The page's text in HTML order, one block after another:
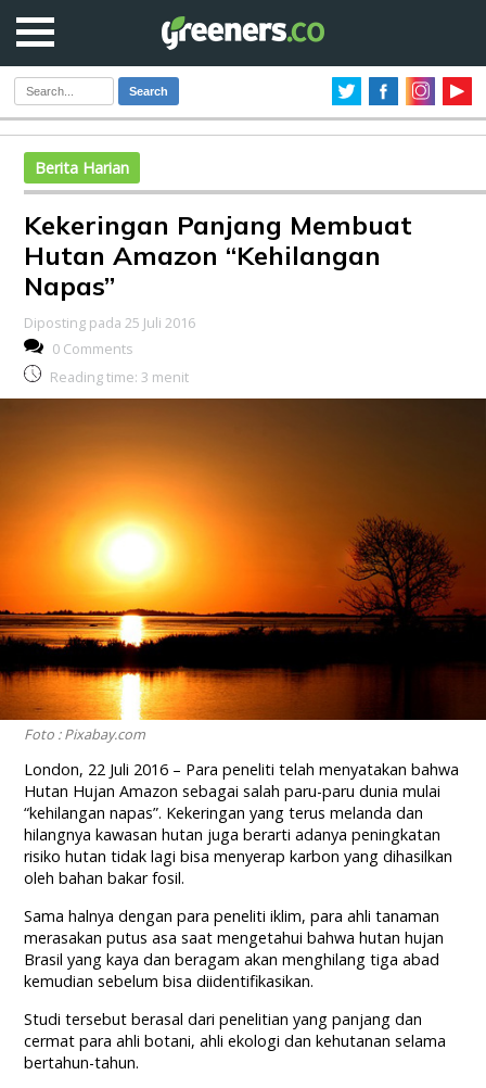
Search
Berita Harian
Kekeringan Panjang Membuat
Hutan Amazon “Kehilangan
Napas”
Diposting pada 25 Juli 2016
0 Comments
Reading time: 3 menit
Foto : Pixabay.com
London, 22 Juli 2016 – Para peneliti telah menyatakan bahwa
Hutan Hujan Amazon sebagai salah paru-paru dunia mulai
“kehilangan napas”. Kekeringan yang terus melanda dan
hilangnya kawasan hutan juga berarti adanya peningkatan
risiko hutan tidak lagi bisa menyerap karbon yang dihasilkan
oleh bahan bakar fosil.
Sama halnya dengan para peneliti iklim, para ahli tanaman
merasakan putus asa saat mengetahui bahwa hutan hujan
Brasil yang kaya dan beragam akan menghilang tiga abad
kemudian sebelum bisa diidentifikasikan.
Studi tersebut berasal dari penelitian yang panjang dan
cermat para ahli botani, ahli ekologi dan kehutanan selama
bertahun-tahun.